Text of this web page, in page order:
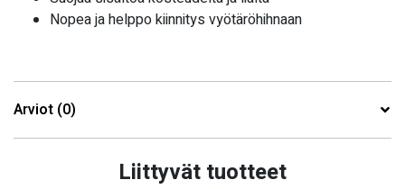
Nopea ja helppo kiinnitys vyötäröhihnaan
Arviot (0)
Liittyvät tuotteet